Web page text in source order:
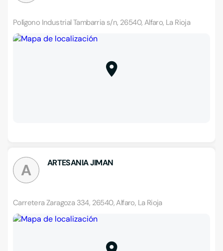
Polígono Industrial Tambarria s/n, 26540, Alfaro, La Rioja
A ARTESANIA JIMAN
Carretera Zaragoza 334, 26540, Alfaro, La Rioja